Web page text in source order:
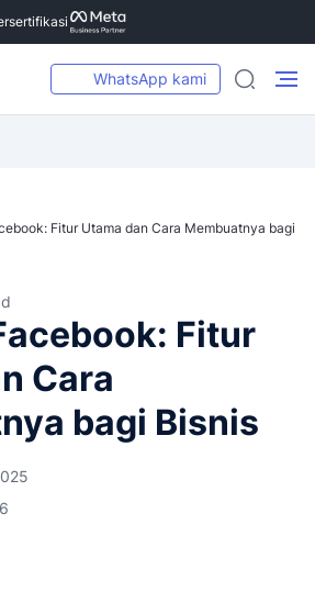
WhatsApp kami
Fitur Utama dan Cara Membuatnya bagi
Fitur
Cara
bagi Bisnis